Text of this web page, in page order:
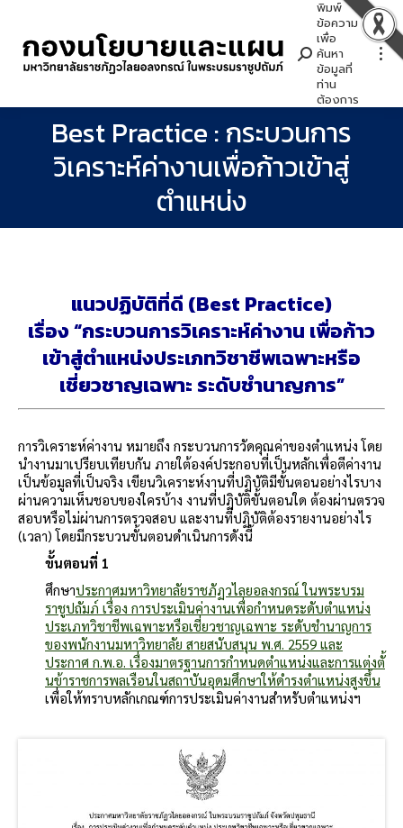
Search:
พิมพ์
ข้อความ
เพื่อ
ค้นหา
ข้อมูลที่
ท่าน
ต้องการ
Best Practice : กระบวนการ
วิเคราะห์ค่างานเพื่อก้าวเข้าสู่
ตำแหน่ง
You are here:
แนวปฏิบัติที่ดี (Best Practice)
เรื่อง “กระบวนการวิเคราะห์ค่างาน เพื่อก้าว
เข้าสู่ตำแหน่งประเภทวิชาชีพเฉพาะหรือ
เชี่ยวชาญเฉพาะ ระดับชำนาญการ”
การวิเคราะห์ค่างาน หมายถึง กระบวนการวัดคุณค่าของตำแหน่ง โดย
นำงานมาเปรียบเทียบกัน ภายใต้องค์ประกอบที่เป็นหลักเพื่อตีค่างาน
เป็นข้อมูลที่เป็นจริง เขียนวิเคราะห์งานที่ปฏิบัติมีขั้นตอนอย่างไรบาง
ผ่านความเห็นชอบของใครบ้าง งานที่ปฏิบัติขั้นตอนใด ต้องผ่านตรวจ
สอบหรือไม่ผ่านการตรวจสอบ และงานที่ปฏิบัติต้องรายงานอย่างไร
(เวลา) โดยมีกระบวนขั้นตอนดำเนินการดังนี้
ขั้นตอนที่ 1
ศึกษาประกาศมหาวิทยาลัยราชภัฏวไลยอลงกรณ์ ในพระบรม
ราชูปถัมภ์ เรื่อง การประเมินค่างานเพื่อกำหนดระดับตำแหน่ง
ประเภทวิชาชีพเฉพาะหรือเชี่ยวชาญเฉพาะ ระดับชำนาญการ
ของพนักงานมหาวิทยาลัย สายสนับสนุน พ.ศ. 2559 และ
ประกาศ ก.พ.อ. เรื่องมาตรฐานการกำหนดตำแหน่งและการแต่งตั้
นข้าราชการพลเรือนในสถาบันอุดมศึกษาให้ดำรงตำแหน่งสูงขึ้น
เพื่อให้ทราบหลักเกณฑ์การประเมินค่างานสำหรับตำแหน่งฯ